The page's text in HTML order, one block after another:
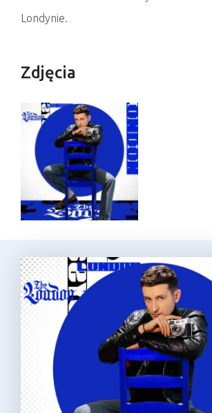
Londynie.
Zdjęcia